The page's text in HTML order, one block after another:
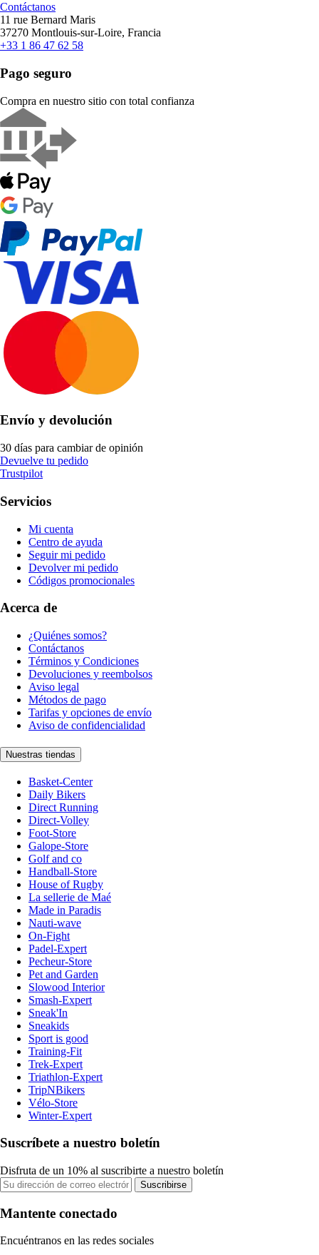
Contáctanos
11 rue Bernard Maris
37270 Montlouis-sur-Loire, Francia
+33 1 86 47 62 58
Pago seguro
Compra en nuestro sitio con total confianza
Envío y devolución
30 días para cambiar de opinión
Devuelve tu pedido
Trustpilot
Servicios
Mi cuenta
Centro de ayuda
Seguir mi pedido
Devolver mi pedido
Códigos promocionales
Acerca de
¿Quiénes somos?
Contáctanos
Términos y Condiciones
Devoluciones y reembolsos
Aviso legal
Métodos de pago
Tarifas y opciones de envío
Aviso de confidencialidad
Nuestras tiendas
Basket-Center
Daily Bikers
Direct Running
Direct-Volley
Foot-Store
Galope-Store
Golf and co
Handball-Store
House of Rugby
La sellerie de Maé
Made in Paradis
Nauti-wave
On-Fight
Padel-Expert
Pecheur-Store
Pet and Garden
Slowood Interior
Smash-Expert
Sneak'In
Sneakids
Sport is good
Training-Fit
Trek-Expert
Triathlon-Expert
TripNBikers
Vélo-Store
Winter-Expert
Suscríbete a nuestro boletín
Disfruta de un 10% al suscribirte a nuestro boletín
Suscribirse
Mantente conectado
Encuéntranos en las redes sociales